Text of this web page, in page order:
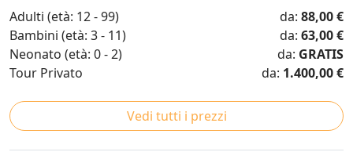
Adulti (età: 12 - 99) da: 88,00 €
Bambini (età: 3 - 11)
da: 63,00 €
Neonato (età: 0 - 2)
da: GRATIS
Tour Privato
da: 1.400,00 €
Vedi tutti i prezzi